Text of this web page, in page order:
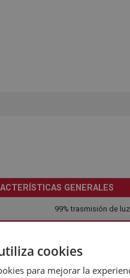
GENERALES
99% trasmisión de
Transparente
CONSTRUCCIÓN
cookies
para mejorar la